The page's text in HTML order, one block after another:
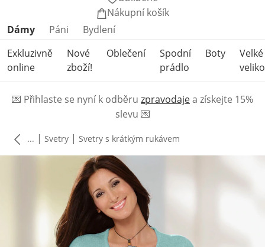
Nákupní košík
Přeskočit kategorie produktů
Dámy Páni
Bydlení
Exkluzivně
online
Nové
zboží!
Oblečení
Spodní
prádlo
Boty
Velké
💌 Přihlaste se nyní k odběru zpravodajea získejte 15%
slevu 💌
... | Svetry | Svetry s krátkým rukávem